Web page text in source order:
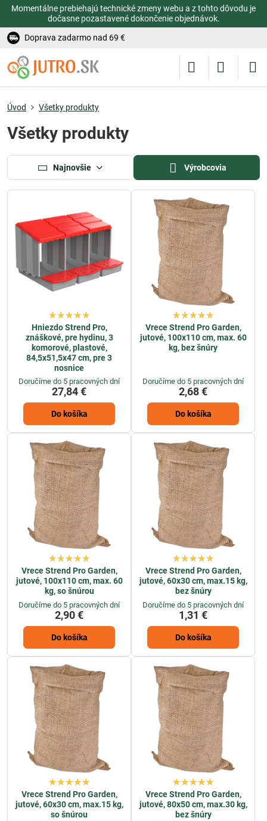
Momentálne prebiehajú technické zmeny webu a z tohto dôvodu je
dočasne pozastavené dokončenie objednávok.
Doprava zadarmo nad 69 €
Úvod Všetky produkty
Všetky produkty
Najnovšie Výrobcovia
Hniezdo Strend Pro,
znáškové, pre hydinu, 3
komorové, plastové,
84,5x51,5x47 cm, pre 3
nosnice
Doručíme do 5 pracovných dní
27,84 €
Do košíka
Vrece Strend Pro Garden,
jutové, 100x110 cm, max. 60
kg, bez šnúry
Doručíme do 5 pracovných dní
2,68 €
Do košíka
Vrece Strend Pro Garden,
jutové, 100x110 cm, max. 60
kg, so šnúrou
Doručíme do 5 pracovných dní
2,90 €
Do košíka
Vrece Strend Pro Garden,
jutové, 60x30 cm, max.15 kg,
bez šnúry
Doručíme do 5 pracovných dní
1,31 €
Do košíka
Vrece Strend Pro Garden,
jutové, 60x30 cm, max.15 kg,
so šnúrou
Vrece Strend Pro Garden,
jutové, 80x50 cm, max.30 kg,
bez šnúry